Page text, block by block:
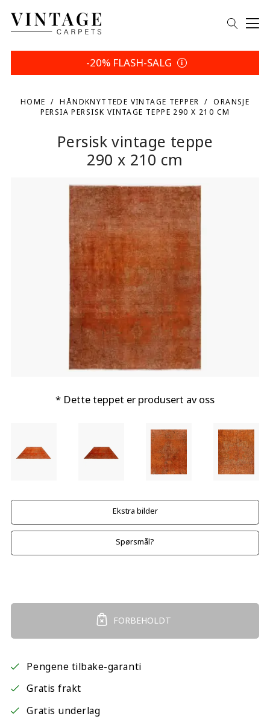
-20% FLASH-SALG
HOME HÅNDKNYTTEDE VINTAGE TEPPER
ORANSJE
PERSIA PERSISK VINTAGE TEPPE 290 X 210 CM
Persisk vintage teppe
290 x 210 cm
* Dette teppet er produsert av oss
Ekstra bilder
Spørsmål?
FORBEHOLDT
Pengene tilbake-garanti
Gratis frakt
Gratis underlag